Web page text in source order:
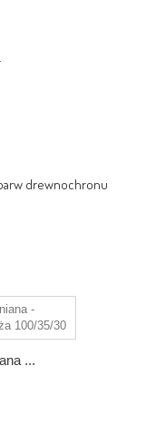
drewnochronu
...